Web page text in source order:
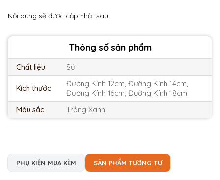
Thông số sản phẩm
Chất liệu Sứ
Kích thước
Đường Kính 12cm, Đường Kính 14cm,
Đường Kính 16cm, Đường Kính 18cm
Màu sắc
Trắng Xanh
Nội dung sẽ được cập nhật sau
PHỤ KIỆN MUA KÈM SẢN PHẨM TƯƠNG TỰ